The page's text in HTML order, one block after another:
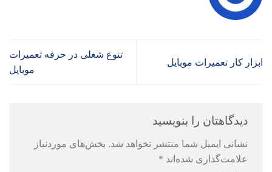
ابزار کار تعمیرات موبایل
تنوع شغلی در حرفه تعمیرات
موبایل
دیدگاهتان را بنویسید
نشانی ایمیل شما منتشر نخواهد شد. بخش‌های موردنیاز
علامت‌گذاری شده‌اند *